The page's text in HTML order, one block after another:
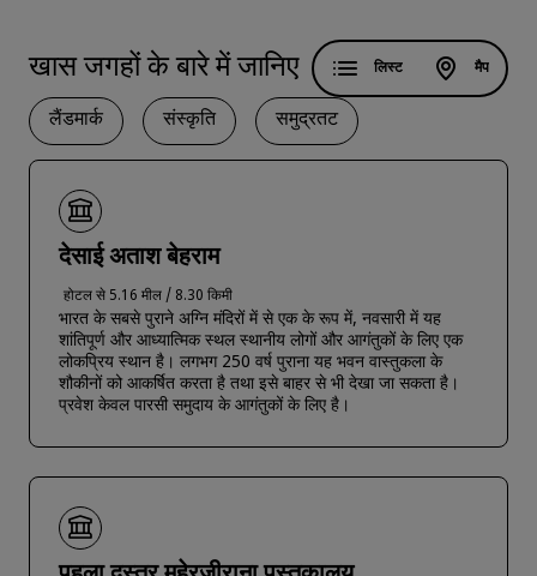
खास जगहों के बारे में जानिए
लैंडमार्क संस्कृति समुद्रतट
लिस्ट मैप
देसाई अताश बेहराम
होटल से 5.16 मील / 8.30 किमी
भारत के सबसे पुराने अग्नि मंदिरों में से एक के रूप में, नवसारी में यह
शांतिपूर्ण और आध्यात्मिक स्थल स्थानीय लोगों और आगंतुकों के लिए एक
लोकप्रिय स्थान है। लगभग 250 वर्ष पुराना यह भवन वास्तुकला के
शौकीनों को आकर्षित करता है तथा इसे बाहर से भी देखा जा सकता है।
प्रवेश केवल पारसी समुदाय के आगंतुकों के लिए है।